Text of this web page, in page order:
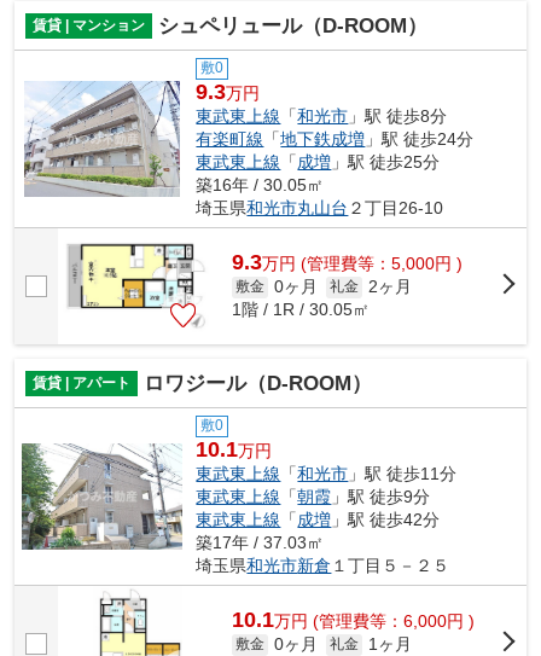
賃貸 | マンション シュペリュール（D-ROOM）
敷0
9.3万円
東武東上線 「和光市 」駅 徒歩8分
有楽町線 「地下鉄成増 」駅 徒歩24分
東武東上線 「成増 」駅 徒歩25分
築16年 / 30.05㎡
埼玉県和光市丸山台 ２丁目26-10
9.3万円 (管理費等：5,000円 )
敷金 0ヶ月 礼金 2ヶ月
1階 / 1R / 30.05㎡
賃貸 | アパート ロワジール（D-ROOM）
敷0
10.1万円
東武東上線 「和光市 」駅 徒歩11分
東武東上線 「朝霞 」駅 徒歩9分
東武東上線 「成増 」駅 徒歩42分
築17年 / 37.03㎡
埼玉県和光市新倉 １丁目５－２５
10.1万円 (管理費等：6,000円 )
敷金 0ヶ月 礼金
1ヶ月